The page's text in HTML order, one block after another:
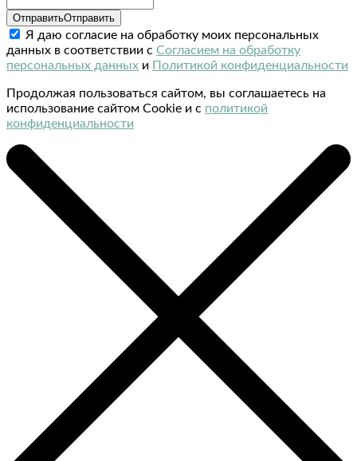
ОтправитьОтправить
Я даю согласие на обработку моих персональных
данных в соответствии с Согласием на обработку
персональных данных и Политикой конфиденциальности
Продолжая пользоваться сайтом, вы соглашаетесь на
использование сайтом Cookie и с политикой
конфиденциальности